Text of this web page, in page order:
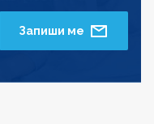
Запиши ме